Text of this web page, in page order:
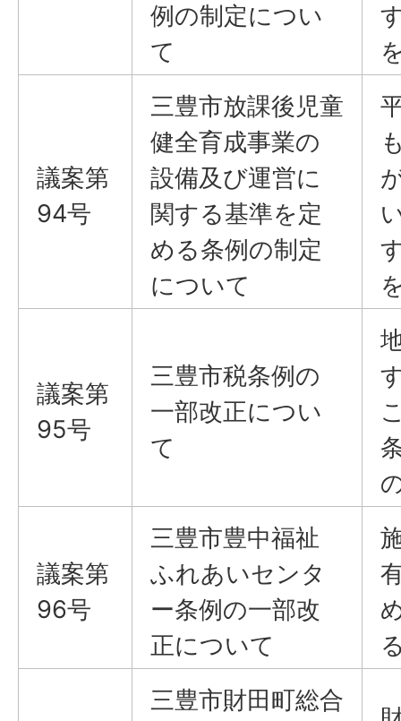
例の制定につい
て
議案​​​​​​​第
94号
三豊市放課後児童
健全育成事業の
設備及び運営に
関する基準を定
める条例の制定
について
議案​​​​​​​第
95号
三豊市税条例の
一部改正につい
て
議案​​​​​​​第
96号
三豊市豊中福祉
ふれあいセンタ
ー条例の一部改
正について
三豊市財田町総合